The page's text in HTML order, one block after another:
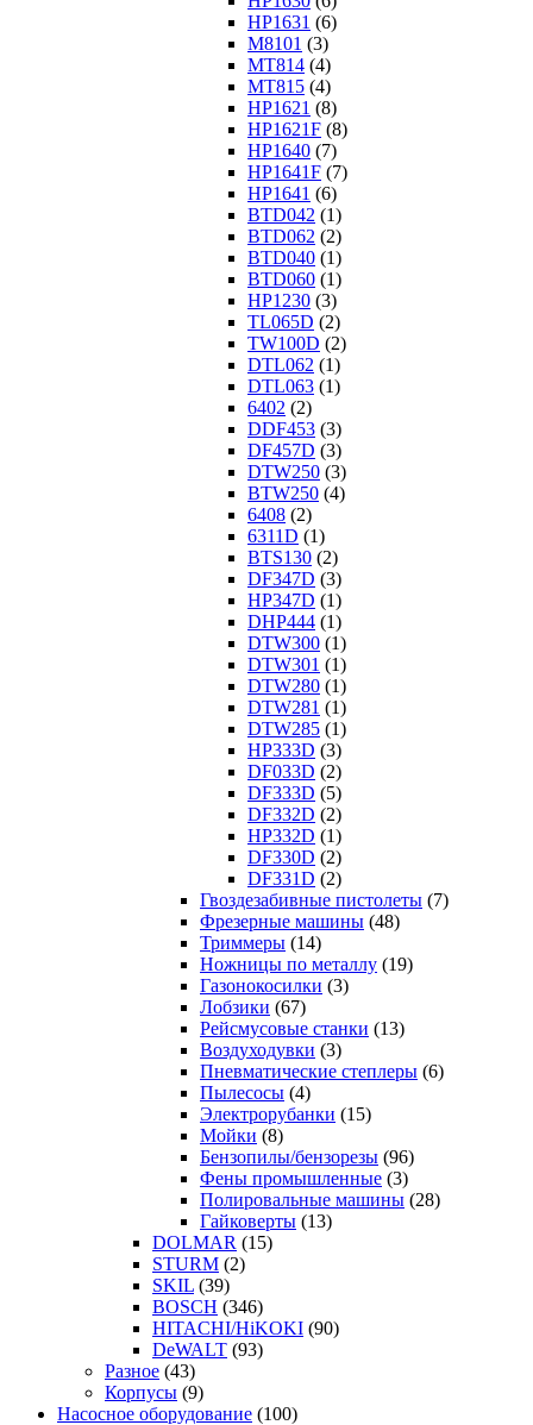
HP1631 (6)
M8101 (3)
MT814 (4)
MT815 (4)
HP1621 (8)
HP1621F (8)
HP1640 (7)
HP1641F (7)
HP1641 (6)
BTD042 (1)
BTD062 (2)
BTD040 (1)
BTD060 (1)
HP1230 (3)
TL065D (2)
TW100D (2)
DTL062 (1)
DTL063 (1)
6402 (2)
DDF453 (3)
DF457D (3)
DTW250 (3)
BTW250 (4)
6408 (2)
6311D (1)
BTS130 (2)
DF347D (3)
HP347D (1)
DHP444 (1)
DTW300 (1)
DTW301 (1)
DTW280 (1)
DTW281 (1)
DTW285 (1)
HP333D (3)
DF033D (2)
DF333D (5)
DF332D (2)
HP332D (1)
DF330D (2)
DF331D (2)
Гвоздезабивные пистолеты (7)
Фрезерные машины (48)
Триммеры (14)
Ножницы по металлу (19)
Газонокосилки (3)
Лобзики (67)
Рейсмусовые станки (13)
Воздуходувки (3)
Пневматические степлеры (6)
Пылесосы (4)
Электрорубанки (15)
Мойки (8)
Бензопилы/бензорезы (96)
Фены промышленные (3)
Полировальные машины (28)
Гайковерты (13)
DOLMAR (15)
STURM (2)
SKIL (39)
BOSCH (346)
HITACHI/HiKOKI (90)
DeWALT (93)
Разное (43)
Корпусы (9)
Насосное оборудование (100)